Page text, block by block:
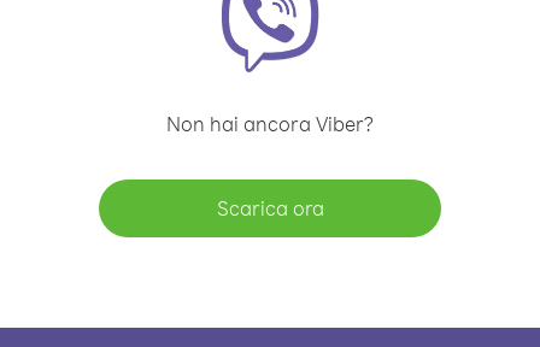
Non hai ancora Viber?
Scarica ora